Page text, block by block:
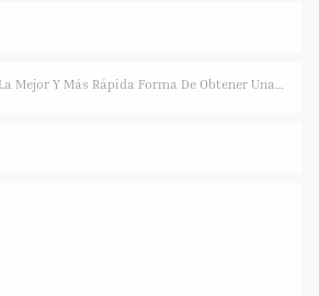
Y Más Rápida Forma De Obtener Una Respuesta)